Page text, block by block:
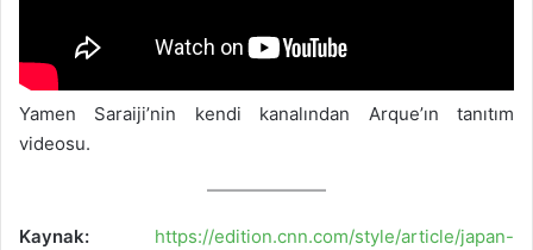
Yamen Saraiji’nin kendi kanalından Arque’ın tanıtım
videosu.
Kaynak:
https://edition.cnn.com/style/article/japan-